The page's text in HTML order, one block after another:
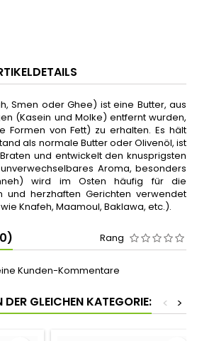
Smen oder Ghee) ist eine Butter, aus
(Kasein und Molke) entfernt wurden,
Formen von Fett) zu erhalten. Es hält
als normale Butter oder Olivenöl, ist
und entwickelt den knusprigsten
Aroma, besonders
wird im Osten häufig für die
und herzhaften Gerichten verwendet
Knafeh, Maamoul, Baklawa, etc.).
Rang
Kunden-Kommentare
DER GLEICHEN KATEGORIE: >
<